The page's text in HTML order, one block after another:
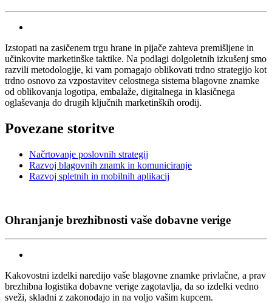
Izstopati na zasičenem trgu hrane in pijače zahteva premišljene in
učinkovite marketinške taktike. Na podlagi dolgoletnih izkušenj smo
razvili metodologije, ki vam pomagajo oblikovati trdno strategijo kot
trdno osnovo za vzpostavitev celostnega sistema blagovne znamke
od oblikovanja logotipa, embalaže, digitalnega in klasičnega
oglaševanja do drugih ključnih marketinških orodij.
Povezane storitve
Načrtovanje poslovnih strategij
Razvoj blagovnih znamk in komuniciranje
Razvoj spletnih in mobilnih aplikacij
Ohranjanje brezhibnosti vaše dobavne verige
Kakovostni izdelki naredijo vaše blagovne znamke privlačne, a prav
brezhibna logistika dobavne verige zagotavlja, da so izdelki vedno
sveži, skladni z zakonodajo in na voljo vašim kupcem.